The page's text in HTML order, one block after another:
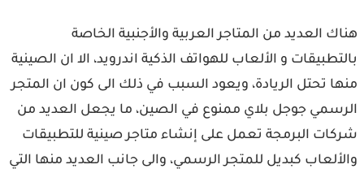
هناك العديد من المتاجر العربية والأجنبية الخاصة
بالتطبيقات و الألعاب للهواتف الذكية اندرويد، الا ان الصينية
منها تحتل الريادة، ويعود السبب في ذلك الى كون ان المتجر
الرسمي جوجل بلاي ممنوع في الصين، ما يجعل العديد من
شركات البرمجة تعمل على إنشاء متاجر صينية للتطبيقات
والألعاب كبديل للمتجر الرسمي، والى جانب العديد منها التي